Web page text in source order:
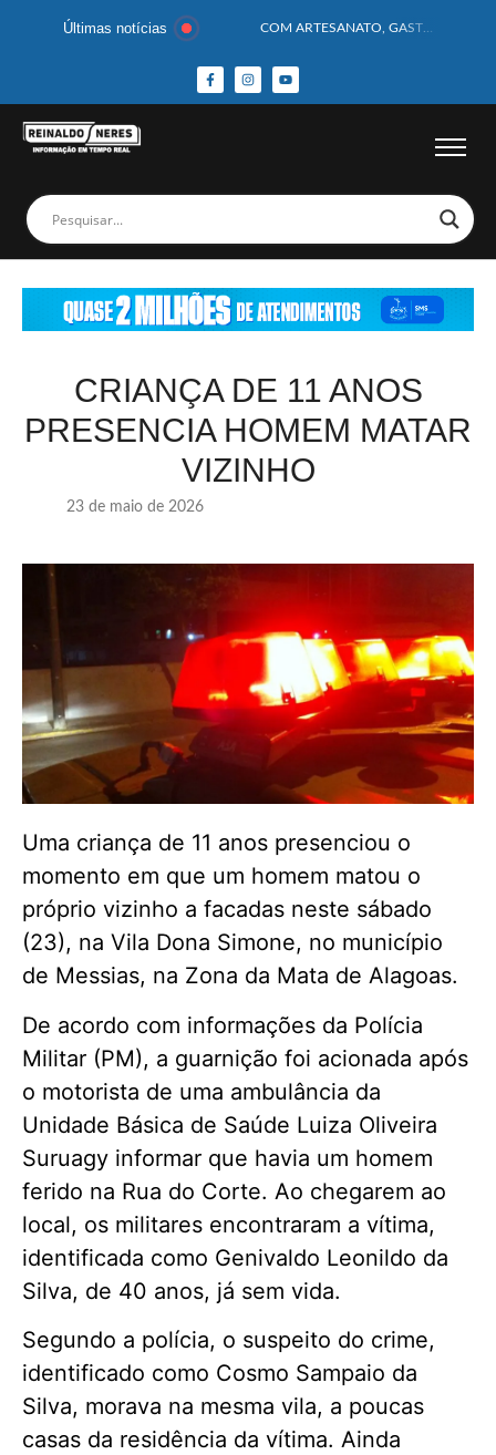
Últimas notícias
HOMEM CAI DE CACHOEIRA DE 40 METROS AO TENTAR FAZER FOTO
CORPOS DAS SEIS VÍTIMAS DE ACIDENTE COM LANCHA SÃO VELADOS; SAIBA COMO FOI
CRIANÇA DE 11 ANOS
PRESENCIA HOMEM MATAR
VIZINHO
23 de maio de 2026
Uma criança de 11 anos presenciou o
momento em que um homem matou o
próprio vizinho a facadas neste sábado
(23), na Vila Dona Simone, no município
de Messias, na Zona da Mata de Alagoas.
De acordo com informações da Polícia
Militar (PM), a guarnição foi acionada após
o motorista de uma ambulância da
Unidade Básica de Saúde Luiza Oliveira
Suruagy informar que havia um homem
ferido na Rua do Corte. Ao chegarem ao
local, os militares encontraram a vítima,
identificada como Genivaldo Leonildo da
Silva, de 40 anos, já sem vida.
Segundo a polícia, o suspeito do crime,
identificado como Cosmo Sampaio da
Silva, morava na mesma vila, a poucas
casas da residência da vítima. Ainda